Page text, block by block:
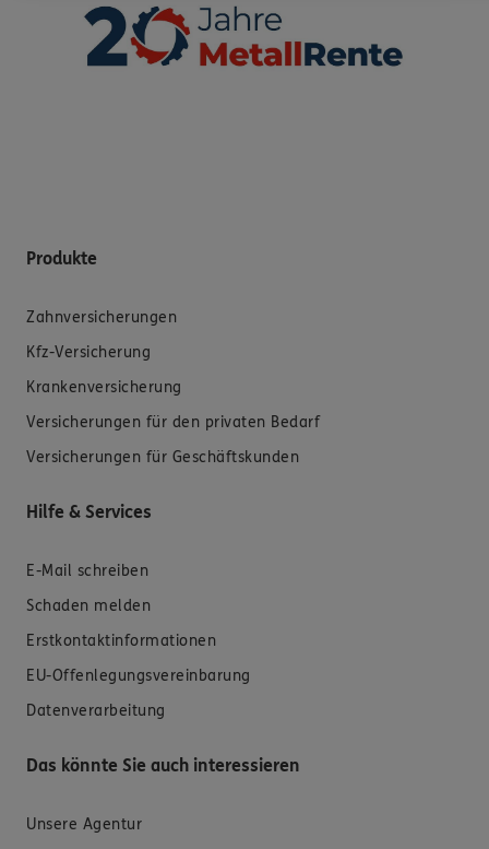
Produkte
Zahnversicherungen
Kfz-Versicherung
Krankenversicherung
Versicherungen für den privaten Bedarf
Versicherungen für Geschäftskunden
Hilfe & Services
E-Mail schreiben
Schaden melden
Erstkontaktinformationen
EU-Offenlegungsvereinbarung
Datenverarbeitung
Das könnte Sie auch interessieren
Unsere Agentur